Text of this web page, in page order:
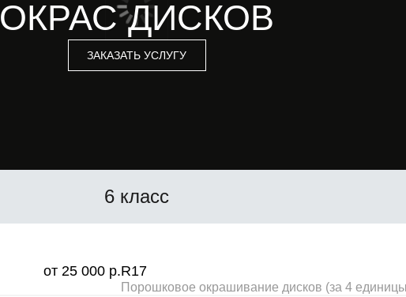
ОКРАС ДИСКОВ
ЗАКАЗАТЬ УСЛУГУ
6 класс
от 25 000 р.R17
Порошковое окрашивание дисков (за 4